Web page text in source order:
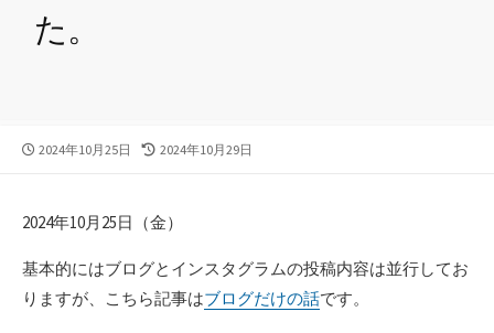
た。
公
2024年10月25日
最
新
日
2024年10月29日
2024年10月25日（金）
基本的にはブログとインスタグラムの投稿内容は並行してお
りますが、こちら記事はブログだけの話です。